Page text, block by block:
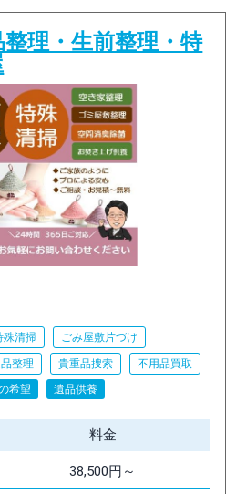
理・生前整理・特
殊清掃 ごみ屋敷片づけ
整理 貴重品捜索
不用品買取
希望 遺品供養
料金
38,500円～